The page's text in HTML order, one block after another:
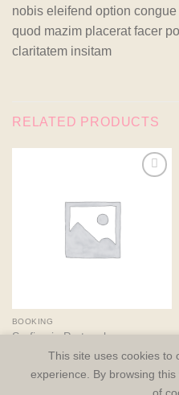
nobis eleifend option
quod mazim placerat facer
claritatem insitam
RELATED PRODUCTS
BOOKING
Surfing in Portugal
This site uses cookies to
experience. By browsing